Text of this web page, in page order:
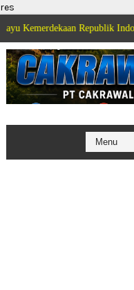
res
Republik Indonesia ke 81